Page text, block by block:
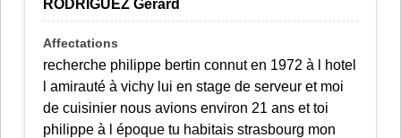
RODRIGUEZ Gérard
recherche philippe bertin connut en 1972 à l hotel
l amirauté à vichy lui en stage de serveur et moi
de cuisinier nous avions environ 21 ans et toi
philippe à l époque tu habitais strasbourg mon